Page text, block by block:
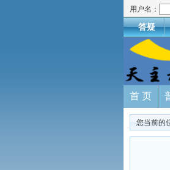
用户名：
答疑
首 页
您当前的